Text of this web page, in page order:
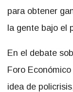
para obtener
la gente bajo el
En el debate
Foro
idea de